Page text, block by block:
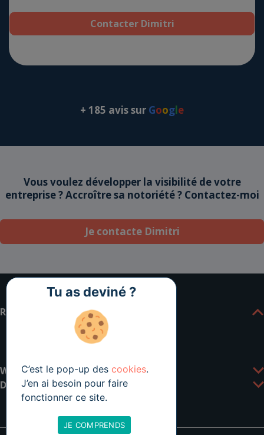
Contacter Dimitri
+ 185 avis sur Google
Vous voulez développer la visibilité de votre
entreprise ? Accroître sa notoriété ? Contactez-moi
Je contacte Dimitri
RESSOURCES SEO
WHO THE HELL IS
DIGITALUM
Tu as deviné ?
C’est le pop-up des cookies.
J’en ai besoin pour faire
fonctionner ce site.
JE COMPRENDS